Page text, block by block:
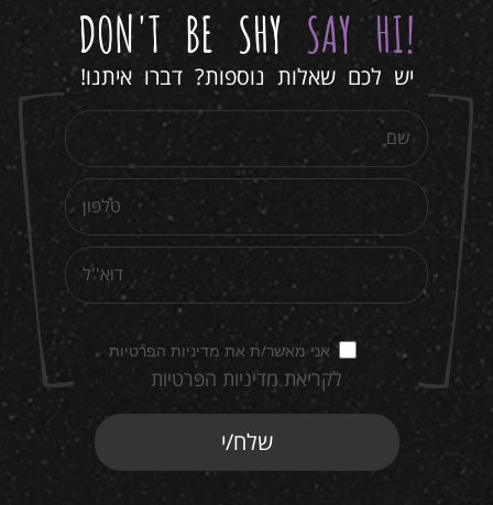
!
DON'T BE SHY SAY HI
יש לכם שאלות נוספות? דברו איתנו!
אני מאשר/ת את מדיניות הפרטיות
לקריאת מדיניות הפרטיות